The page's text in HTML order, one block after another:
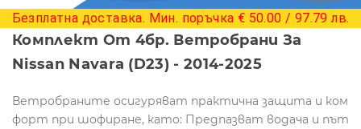
Безплатна доставка. Мин. поръчка € 50.00 / 97.79 лв.
Комплект От 4бр. Ветробрани За
Nissan Navara (D23) - 2014-2025
Ветробраните осигуряват практична защита и ком
форт при шофиране, като: Предпазват водача и път